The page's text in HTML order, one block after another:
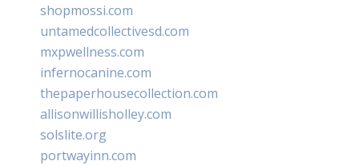
shopmossi.com
untamedcollectivesd.com
mxpwellness.com
infernocanine.com
thepaperhousecollection.com
allisonwillisholley.com
solslite.org
portwayinn.com